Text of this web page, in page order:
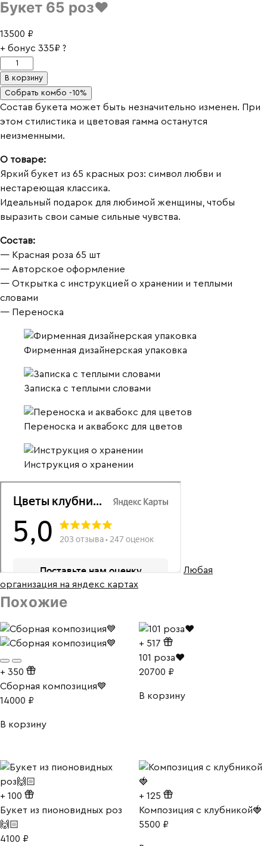
Букет 65 роз❤
13500 ₽
+ бонус 335₽ ?
Количество
товара
Букет
65
роз
❤
В корзину
Собрать комбо -10%
Состав букета может быть незначительно изменен. При
этом стилистика и цветовая гамма останутся
неизменными.
О товаре:
Яркий букет из 65 красных роз: символ любви и
нестареющая классика.
Идеальный подарок для любимой женщины, чтобы
выразить свои самые сильные чувства.
Состав:
— Красная роза 65 шт
— Авторское оформление
— Открытка с инструкцией о хранении и теплыми
словами
— Переноска
Фирменная дизайнерская упаковка
Записка с теплыми словами
Переноска и аквабокс для цветов
Инструкция о хранении
Любая
организация на яндекс картах
Похожие
+ 350
Сборная композиция💙
14000 ₽
В корзину
+ 517
101 роза❤
20700 ₽
В корзину
+ 100
Букет из пионовидных роз
🙌🏻
4100 ₽
+ 125
Композиция с клубникой🍓
5500 ₽